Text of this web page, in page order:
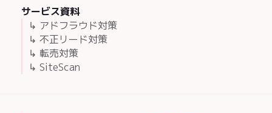
サービス資料
↳ アドフラウド対策
↳ 不正リード対策
↳ 転売対策
↳ SiteScan